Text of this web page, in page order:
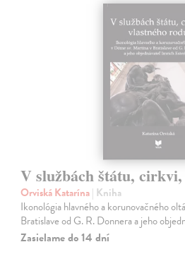
V službách štátu,
Orviská Katarína| Kniha
Ikonológia hlavného a korunovačného
Bratislave od G. R. Donnera a jeho
Zasielame do 14 dní